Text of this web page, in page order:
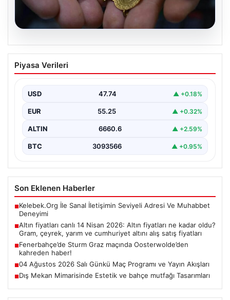
07.08.2026
Altın fiyatları canlı 14 Nisan 2026: Altın
fiyatları ne kadar oldu? Gram, çeyrek,
fiyatları
Piyasa Verileri
USD 47.74 ▲ +0.18%
EUR 55.25 ▲ +0.32%
ALTIN 6660.6 ▲ +2.59%
BTC 3093566 ▲ +0.95%
Son Eklenen Haberler
■Kelebek.Org İle Sanal İletişimin Seviyeli Adresi Ve Muhabbet
Deneyimi
■Altın fiyatları canlı 14 Nisan 2026: Altın fiyatları ne kadar oldu?
Gram, çeyrek, yarım ve cumhuriyet altını alış satış fiyatları
■Fenerbahçe’de Sturm Graz maçında Oosterwolde’den
kahreden haber!
■04 Ağustos 2026 Salı Günkü Maç Programı ve Yayın Akışları
■Dış Mekan Mimarisinde Estetik ve bahçe mutfağı Tasarımları